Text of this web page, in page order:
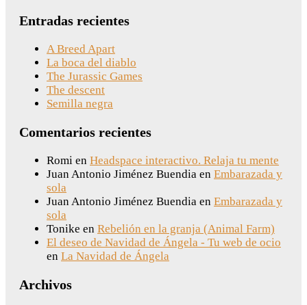
Entradas recientes
A Breed Apart
La boca del diablo
The Jurassic Games
The descent
Semilla negra
Comentarios recientes
Romi en Headspace interactivo. Relaja tu mente
Juan Antonio Jiménez Buendia en Embarazada y
sola
Juan Antonio Jiménez Buendia en Embarazada y
sola
Tonike en Rebelión en la granja (Animal Farm)
El deseo de Navidad de Ángela - Tu web de ocio
en La Navidad de Ángela
Archivos